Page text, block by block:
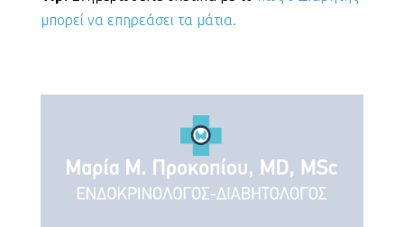
μπορεί να επηρεάσει τα μάτια.